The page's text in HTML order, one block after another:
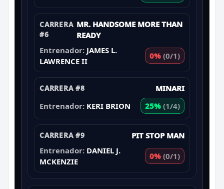
CARRERA
#6
MR. HANDSOME MORE THAN
READY
Entrenador: JAMES L.
LAWRENCE II
0% (0/1)
CARRERA #8
MINARI
Entrenador: KERI BRION 25% (1/4)
CARRERA #9
PIT STOP MAN
Entrenador: DANIEL J.
MCKENZIE
0% (0/1)